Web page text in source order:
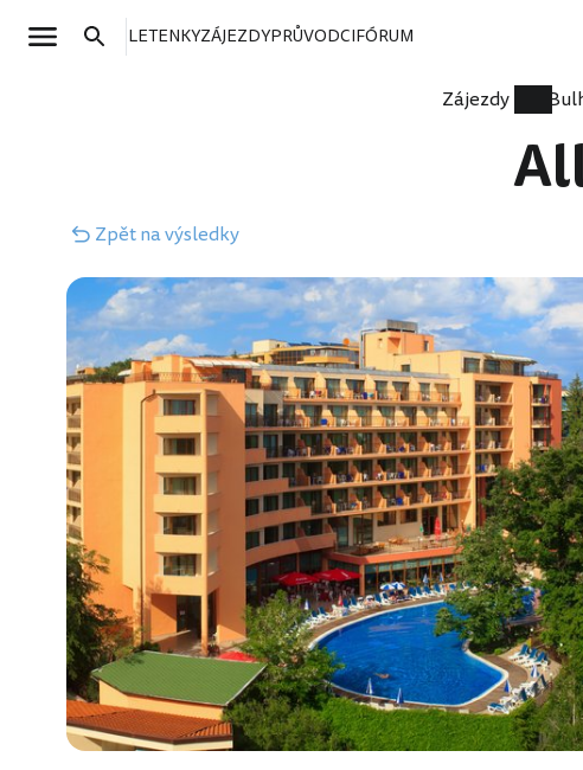
LETENKYZÁJEZDYPRŮVODCIFÓRUM
Zájezdy
Zpětna výsledky